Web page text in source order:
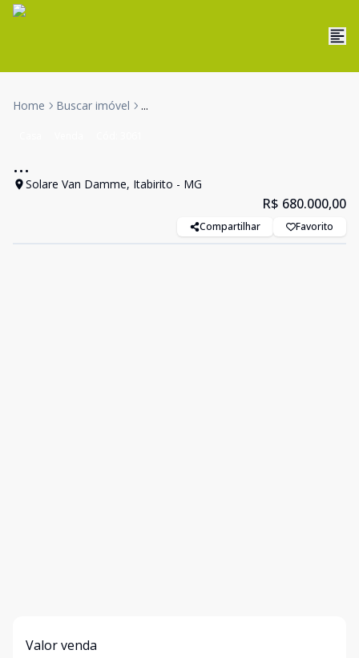
Home Buscar imóvel ...
...
Solare Van Damme, Itabirito - MG
R$ 680.000,00
Compartilhar Favorito
Valor venda